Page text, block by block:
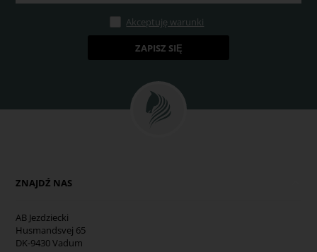
Akceptuję warunki
ZNAJDŹ NAS
AB Jezdziecki
Husmandsvej 65
DK-9430 Vadum